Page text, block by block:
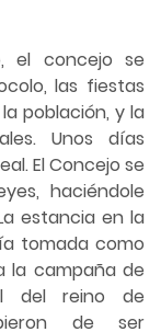
el concejo se
las fiestas
población, y la
Unos días
El Concejo se
haciéndole
estancia en la
tomada como
la campaña de
del reino de
de ser